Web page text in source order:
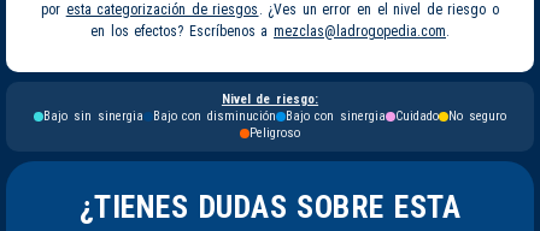
por esta categorización de riesgos . ¿Ves un error en el nivel de riesgo o
en los efectos? Escríbenos a mezclas@ladrogopedia.com.
Nivel de riesgo:
Bajo sin sinergia
Bajo con disminución Bajo con sinergia Cuidado
No seguro
Peligroso
¿TIENES DUDAS SOBRE ESTA